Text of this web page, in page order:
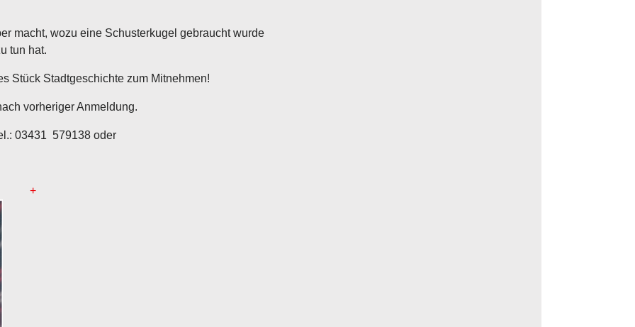
macht, wozu eine Schusterkugel gebraucht wurde
tun hat.
Stück Stadtgeschichte zum Mitnehmen!
vorheriger Anmeldung.
03431 579138 oder
+